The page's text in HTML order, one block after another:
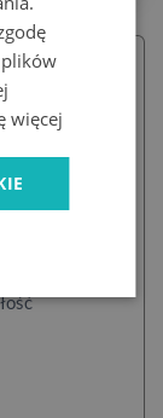
i żarem
plików
więcej